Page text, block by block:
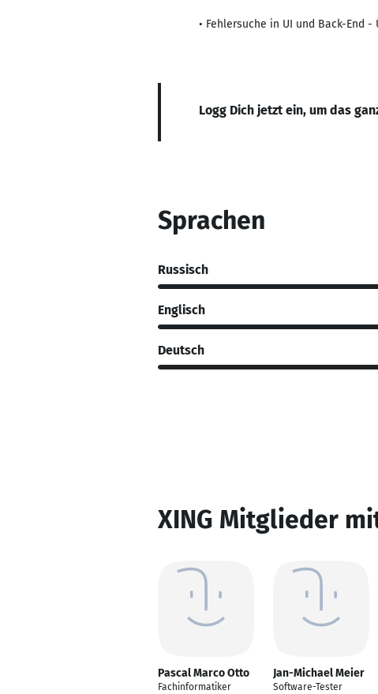
• Fehlersuche in UI und Back-End
Logg Dich jetzt ein, um das
Sprachen
Russisch
Englisch
Deutsch
XING Mitglieder
Pascal Marco Otto
Fachinformatiker
Jan-Michael Meier
Software-Tester